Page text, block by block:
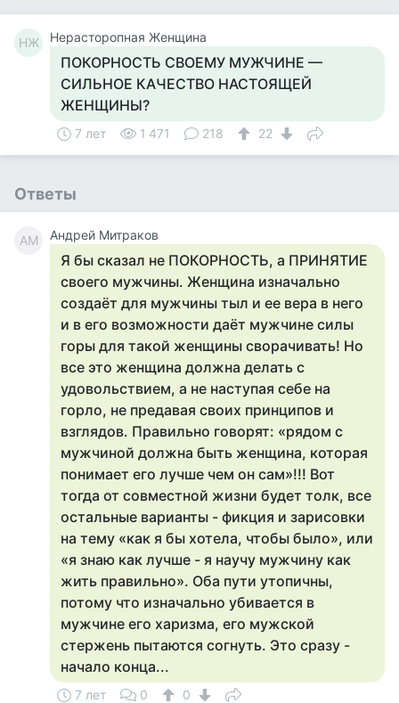
НЖ Нерасторопная Женщина
ПОКОРНОСТЬ СВОЕМУ МУЖЧИНЕ —
СИЛЬНОЕ КАЧЕСТВО НАСТОЯЩЕЙ
ЖЕНЩИНЫ?
7 лет 1 471 218 22
Ответы
АМ Андрей Митраков
Я бы сказал не ПОКОРНОСТЬ, а ПРИНЯТИЕ
своего мужчины. Женщина изначально
создаёт для мужчины тыл и ее вера в него
и в его возможности даёт мужчине силы
горы для такой женщины сворачивать! Но
все это женщина должна делать с
удовольствием, а не наступая себе на
горло, не предавая своих принципов и
взглядов. Правильно говорят: «рядом с
мужчиной должна быть женщина, которая
понимает его лучше чем он сам»!!! Вот
тогда от совместной жизни будет толк, все
остальные варианты - фикция и зарисовки
на тему «как я бы хотела, чтобы было», или
«я знаю как лучше - я научу мужчину как
жить правильно». Оба пути утопичны,
потому что изначально убивается в
мужчине его харизма, его мужской
стержень пытаются согнуть. Это сразу -
начало конца...
7 лет 0 0